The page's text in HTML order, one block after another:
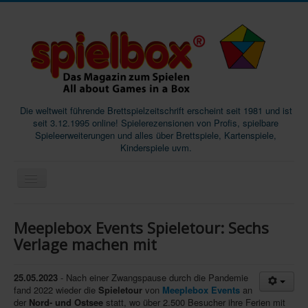
Die weltweit führende Brettspielzeitschrift erscheint seit 1981 und ist
seit 3.12.1995 online! Spielerezensionen von Profis, spielbare
Spieleerweiterungen und alles über Brettspiele, Kartenspiele,
Kinderspiele uvm.
Magazine
Podcast
Meeplebox Events Spieletour: Sechs
Verlage machen mit
25.05.2023 - Nach einer Zwangspause durch die Pandemie
fand 2022 wieder die Spieletour von Meeplebox Events an
der Nord- und Ostsee statt, wo über 2.500 Besucher ihre Ferien mit